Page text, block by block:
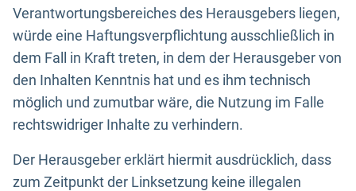
Verantwortungsbereiches des Herausgebers liegen,
würde eine Haftungsverpflichtung ausschließlich in
dem Fall in Kraft treten, in dem der Herausgeber von
den Inhalten Kenntnis hat und es ihm technisch
möglich und zumutbar wäre, die Nutzung im Falle
rechtswidriger Inhalte zu verhindern.
Der Herausgeber erklärt hiermit ausdrücklich, dass
zum Zeitpunkt der Linksetzung keine illegalen